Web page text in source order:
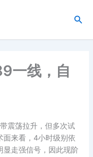
搜
一线，自
震荡拉升，但多次试
面来看，4小时级别依
显走强信号，因此现阶